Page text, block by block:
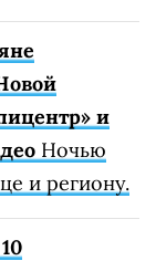
и
Ночью
и региону.